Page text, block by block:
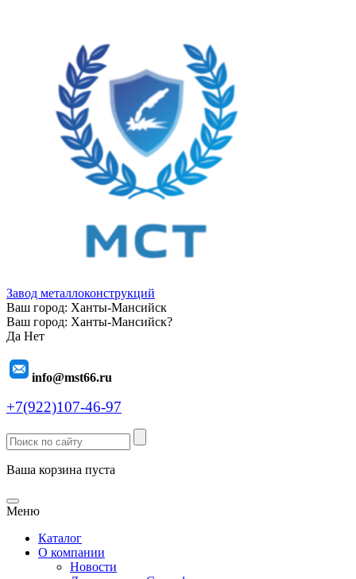
Завод металлоконструкций
Ваш город: Ханты-Мансийск
Ваш город: Ханты-Мансийск?
Да Нет
info@mst66.ru
+7(922)107-46-97
Ваша корзина пуста
Меню
Каталог
О компании
Новости